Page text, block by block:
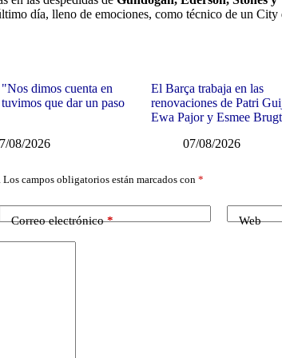
día, lleno de emociones, como técnico de un City
dimos cuenta en
que dar un paso
08/2026
El Barça trabaja en las
renovaciones de Patri
Ewa Pajor y Esmee
07/08/2026
Los campos obligatorios están marcados con *
Correo electrónico* Web